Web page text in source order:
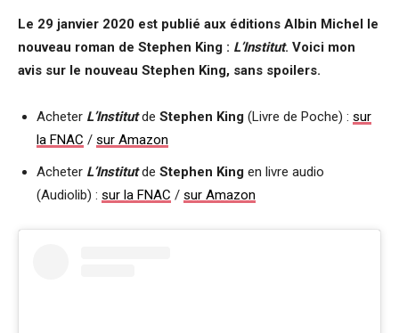
Le 29 janvier 2020 est publié aux éditions Albin Michel le
nouveau roman de Stephen King : L’Institut. Voici mon
avis sur le nouveau Stephen King, sans spoilers.
Acheter L’Institutde Stephen King (Livre de Poche) : sur
la FNAC / sur Amazon
Acheter L’Institutde Stephen King en livre audio
(Audiolib) : sur la FNAC / sur Amazon